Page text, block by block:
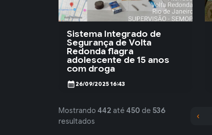
Sistema Integrado de
Segurança de Volta
Redonda flagra
adolescente de 15 anos
com droga
calendar_month 26/09/2025 16:43
Mostrando 442 até 450 de 536
resultados
‹